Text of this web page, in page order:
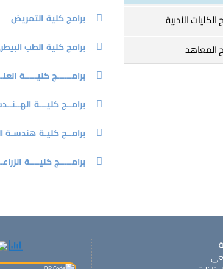
برامج كلية التمريض
برامج كلية الطب
برامــــــج كليـــــة
برامــج كليـــة
برامــج كليـة هندسـة
برامـــــج كليــــة
الكليات الأدبية
المعاهد